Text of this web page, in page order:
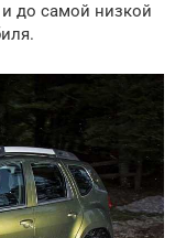
и до самой низкой